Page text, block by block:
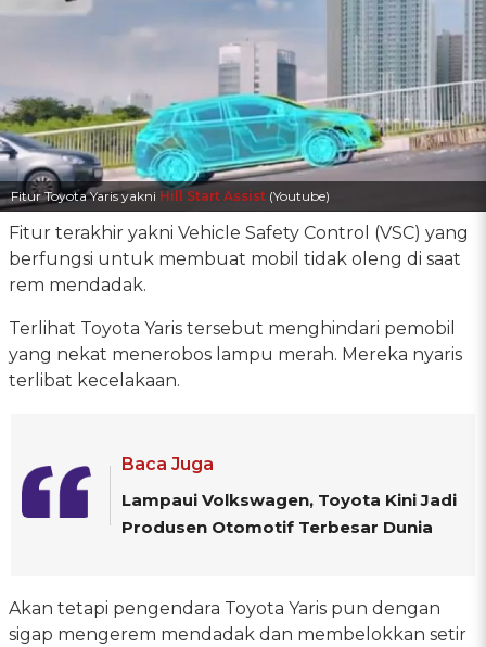
Fitur Toyota Yaris yakni Hill Start Assist (Youtube)
Fitur terakhir yakni Vehicle Safety Control (VSC) yang
berfungsi untuk membuat mobil tidak oleng di saat
rem mendadak.
Terlihat Toyota Yaris tersebut menghindari pemobil
yang nekat menerobos lampu merah. Mereka nyaris
terlibat kecelakaan.
Baca Juga
Lampaui Volkswagen, Toyota Kini Jadi
Produsen Otomotif Terbesar Dunia
Akan tetapi pengendara Toyota Yaris pun dengan
sigap mengerem mendadak dan membelokkan setir